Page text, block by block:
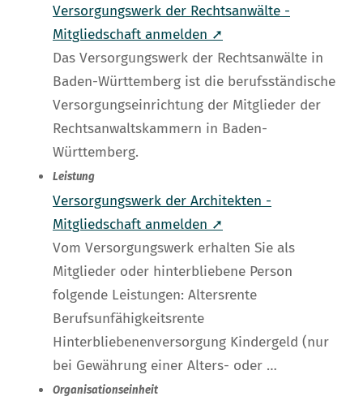
Versorgungswerk der Rechtsanwälte -
Mitgliedschaft anmelden ➚
Das Versorgungswerk der Rechtsanwälte in
Baden-Württemberg ist die berufsständische
Versorgungseinrichtung der Mitglieder der
Rechtsanwaltskammern in Baden-
Württemberg.
Leistung
Versorgungswerk der Architekten -
Mitgliedschaft anmelden ➚
Vom Versorgungswerk erhalten Sie als
Mitglieder oder hinterbliebene Person
folgende Leistungen: Altersrente
Berufsunfähigkeitsrente
Hinterbliebenenversorgung Kindergeld (nur
bei Gewährung einer Alters- oder …
Organisationseinheit